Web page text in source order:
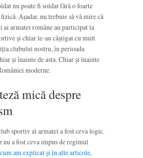
nu poate fi soldat fără o foarte
Așadar, nu trebuie să vă mire că
ai armatei române au participat la
și chiar le-au câștigat cu mult
clubului nostru, în perioada
și înainte de asta. Chiar și înainte
moderne.
mică despre
sportiv al armatei a fost ceva logic.
nu a fost ceva impus de regimul
am explicat și în alte articole,